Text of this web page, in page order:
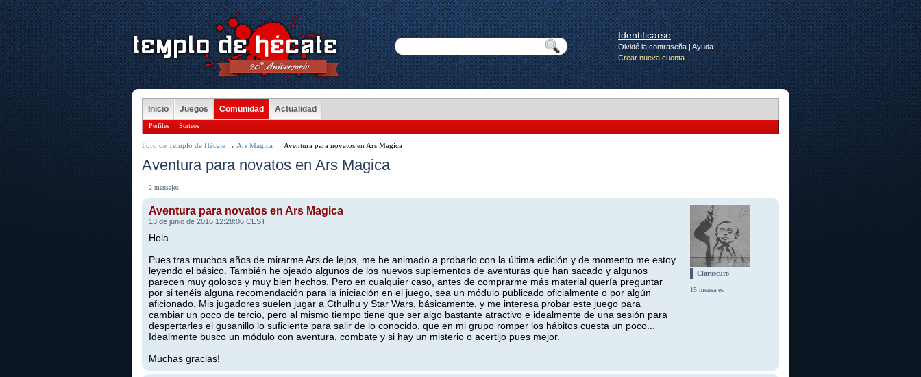
Identificarse
Olvidé la contraseña|Ayuda
Crear nueva cuenta
Inicio Juegos Comunidad Actualidad
Perfiles Sorteos
Foro de Templo de Hécate → Ars Magica → Aventura para novatos en Ars Magica
Aventura para novatos en Ars Magica
2 mensajes
Claroscuro
15 mensajes
Aventura para novatos en Ars Magica
13 de junio de 2016 12:28:06 CEST
Hola
Pues tras muchos años de mirarme Ars de lejos, me he animado a probarlo con la última edición y de momento me estoy
leyendo el básico. También he ojeado algunos de los nuevos suplementos de aventuras que han sacado y algunos
parecen muy golosos y muy bien hechos. Pero en cualquier caso, antes de comprarme más material quería preguntar
por si tenéis alguna recomendación para la iniciación en el juego, sea un módulo publicado oficialmente o por algún
aficionado. Mis jugadores suelen jugar a Cthulhu y Star Wars, básicamente, y me interesa probar este juego para
cambiar un poco de tercio, pero al mismo tiempo tiene que ser algo bastante atractivo e idealmente de una sesión para
despertarles el gusanillo lo suficiente para salir de lo conocido, que en mi grupo romper los hábitos cuesta un poco...
Idealmente busco un módulo con aventura, combate y si hay un misterio o acertijo pues mejor.
Muchas gracias!